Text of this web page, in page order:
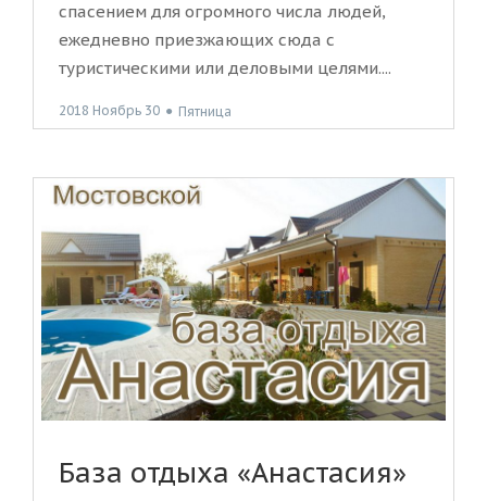
спасением для огромного числа людей,
ежедневно приезжающих сюда с
туристическими или деловыми целями....
2018 Ноябрь 30 ● Пятница
База отдыха «Анастасия»